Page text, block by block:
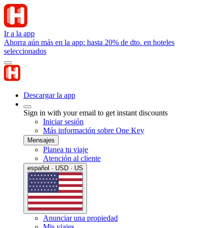
Ir a la app
Ahorra aún más en la app: hasta 20% de dto. en hoteles
seleccionados
Descargar la app
Sign in with your email to get instant discounts
Iniciar sesión
Más información sobre One Key
Mensajes
Planea tu viaje
Atención al cliente
español · USD · US
Anunciar una propiedad